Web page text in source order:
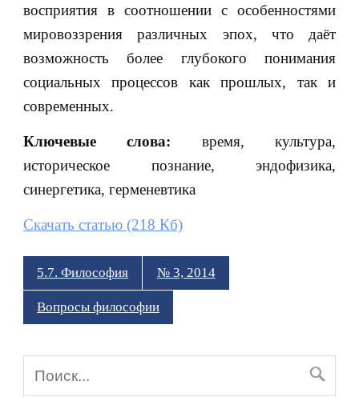
восприятия в соотношении с особенностями
мировоззрения различных эпох, что даёт
возможность более глубокого понимания
социальных процессов как прошлых, так и
современных.
Ключевые слова: время, культура,
историческое познание, эндофизика,
синергетика, герменевтика
Скачать статью (218 Кб)
5.7. Философия № 3, 2014
Вопросы философии